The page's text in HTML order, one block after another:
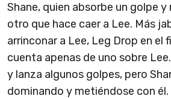
Shane, quien absorbe un golpe
otro que hace caer a Lee. Más
arrinconar a Lee, Leg Drop en el
cuenta apenas de uno sobre
y lanza algunos golpes, pero
dominando y metiéndose con